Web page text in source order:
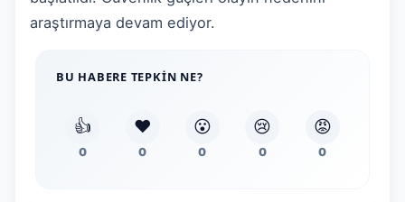
araştırmaya devam ediyor.
BU HABERE TEPKIN NE?
👍
0
❤️
0
😮
0
😢
0
😡
0